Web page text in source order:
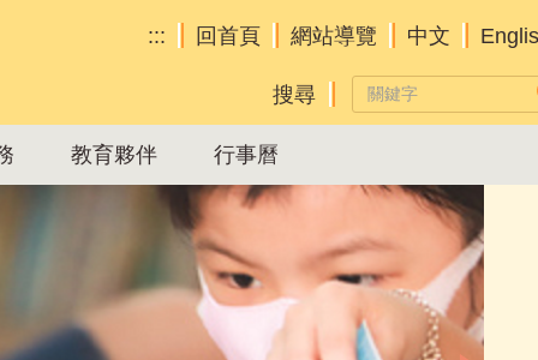
教育夥伴 行事曆
::: 回首頁 網站導覽 中文